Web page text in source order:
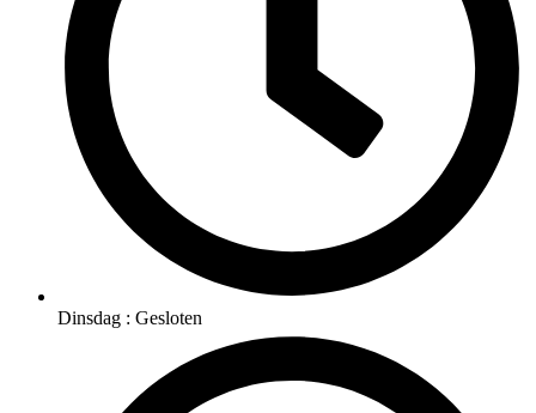
Dinsdag : Gesloten